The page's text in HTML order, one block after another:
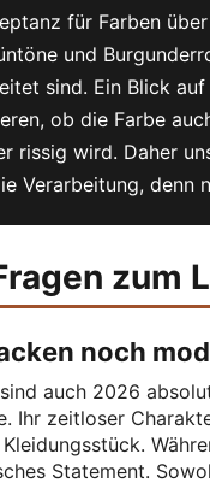
für Farben
und
sind. Ein Blick
ob die Farbe
rissig wird. Daher
Verarbeitung, denn
zum
noch
auch 2026
Ihr zeitloser
Statement.